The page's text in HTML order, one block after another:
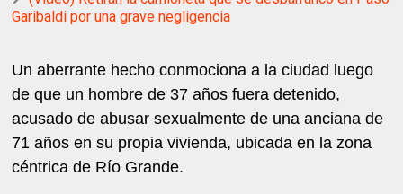
Garibaldi por una grave negligencia
Un aberrante hecho conmociona a la ciudad luego
de que un hombre de 37 años fuera detenido,
acusado de abusar sexualmente de una anciana de
71 años en su propia vivienda, ubicada en la zona
céntrica de Río Grande.